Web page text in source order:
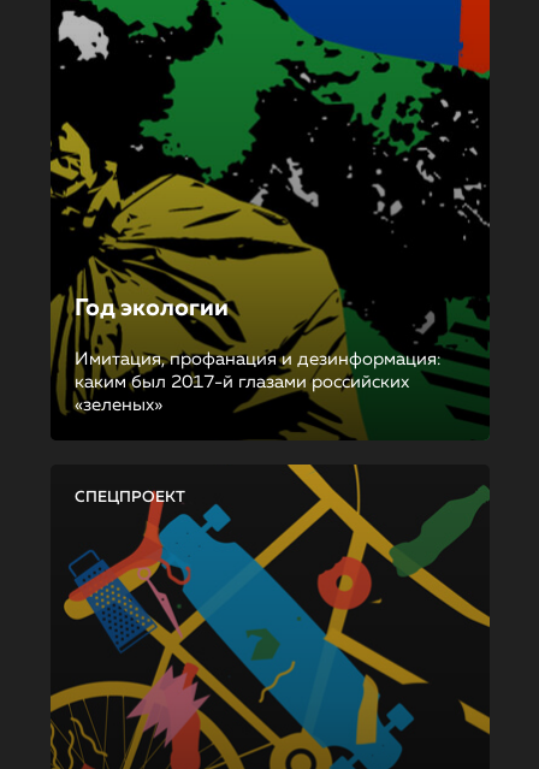
Год экологии
Имитация, профанация и дезинформация:
каким был 2017-й глазами российских
«зеленых»
СПЕЦПРОЕКТ